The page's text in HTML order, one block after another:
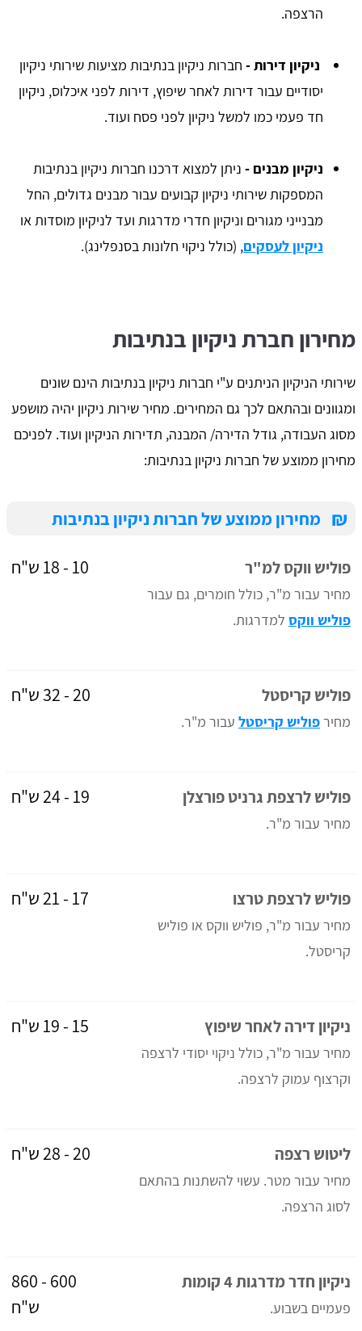
הרצפה.
ניקיון דירות - חברות ניקיון בנתיבות מציעות שירותי ניקיון
יסודיים עבור דירות לאחר שיפוץ, דירות לפני איכלוס, ניקיון
חד פעמי כמו למשל ניקיון לפני פסח ועוד.
ניקיון מבנים - ניתן למצוא דרכנו חברות ניקיון בנתיבות
המספקות שירותי ניקיון קבועים עבור מבנים גדולים, החל
מבנייני מגורים וניקיון חדרי מדרגות ועד לניקיון מוסדות או
ניקיון לעסקים, (כולל ניקוי חלונות בסנפלינג).
מחירון חברת ניקיון בנתיבות
שירותי הניקיון הניתנים ע"י חברות ניקיון בנתיבות הינם שונים
ומגוונים ובהתאם לכך גם המחירים. מחיר שירות ניקיון יהיה מושפע
מסוג העבודה, גודל הדירה/ המבנה, תדירות הניקיון ועוד. לפניכם
מחירון ממוצע של חברות ניקיון בנתיבות:
₪ מחירון ממוצע של חברות ניקיון בנתיבות
פוליש ווקס למ"ר
מחיר עבור מ"ר, כולל חומרים, גם עבור
פוליש ווקס למדרגות.
10 - 18 ש"ח
פוליש קריסטל
מחירפוליש קריסטל עבור מ"ר.
20 - 32 ש"ח
פוליש לרצפת גרניט פורצלן
מחיר עבור מ"ר.
19 - 24 ש"ח
פוליש לרצפת טרצו
מחיר עבור מ"ר, פוליש ווקס או פוליש
קריסטל.
17 - 21 ש"ח
ניקיון דירה לאחר שיפוץ
מחיר עבור מ"ר, כולל ניקוי יסודי לרצפה
וקרצוף עמוק לרצפה.
15 - 19 ש"ח
ליטוש רצפה
מחיר עבור מטר. עשוי להשתנות בהתאם
לסוג הרצפה.
20 - 28 ש"ח
ניקיון חדר מדרגות 4 קומות
פעמיים בשבוע.
600 - 860
ש"ח